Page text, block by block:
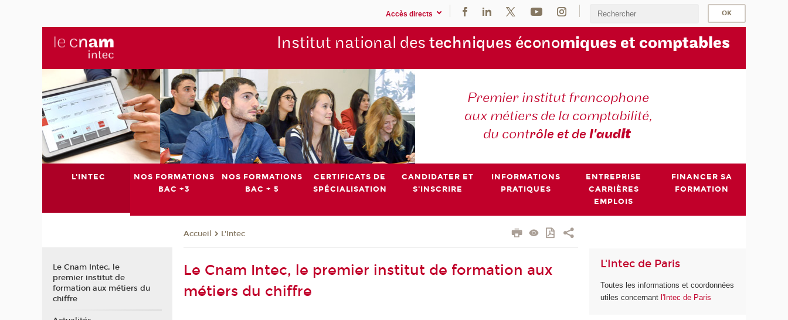
Accès directs
Institut national des techniques économiques et comptables
Premier institut francophone
aux métiers de la comptabilité,
du contrôle et del'audit
L'INTEC
NOS FORMATIONS
BAC +3
NOS FORMATIONS
BAC + 5
CERTIFICATS DE
SPÉCIALISATION
CANDIDATER ET
S'INSCRIRE
INFORMATIONS
PRATIQUES
ENTREPRISE
CARRIÈRES
EMPLOIS
FINANCER SA
FORMATION
Accueil L'Intec
Le Cnam Intec, le premier institut de formation aux
métiers du chiffre
L'Intec de Paris
Toutes les informations et coordonnées
utiles concernant l'Intec de Paris
Le Cnam Intec, le
premier institut de
formation aux métiers du
chiffre